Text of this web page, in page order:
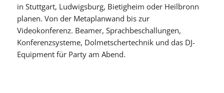
in Stuttgart, Ludwigsburg, Bietigheim oder Heilbronn
planen. Von der Metaplanwand bis zur
Videokonferenz. Beamer, Sprachbeschallungen,
Konferenzsysteme, Dolmetschertechnik und das DJ-
Equipment für Party am Abend.